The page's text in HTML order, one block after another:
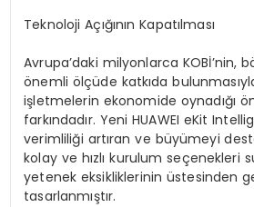
Teknoloji Açığının Kapatılması
Avrupa’daki milyonlarca KOBİ’nin,
önemli ölçüde katkıda
işletmelerin ekonomide oynadığı
farkındadır. Yeni HUAWEI eKit
verimliliği artıran ve büyümeyi
kolay ve hızlı kurulum seçenekleri
yetenek eksikliklerinin üstesinden
tasarlanmıştır.